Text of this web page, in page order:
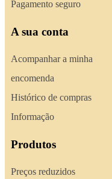
Pagamento seguro
A sua conta
Acompanhar a minha
encomenda
Histórico de compras
Informação
Produtos
Preços reduzidos